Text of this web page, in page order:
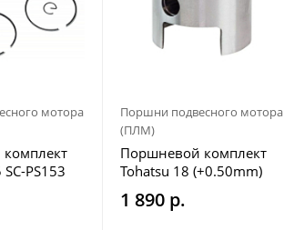
мотора
PS153
Поршни подвесного мотора
(ПЛМ)
Поршневой комплект
Tohatsu 18 (+0.50mm)
Omax
1 890 р.